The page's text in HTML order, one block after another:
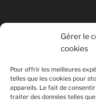
Gérer le
cookies
Pour offrir les meilleures
telles que les cookies pour
appareils. Le fait de
traiter des données telles
© Copyright Quentin
France - 2008 - 2025
All Rights Reserved